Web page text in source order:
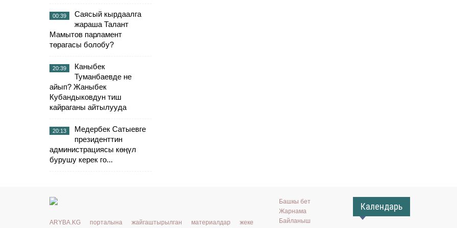
00:39
Саясый кырдаалга
жараша Талант
Мамытов парламент
төрагасы болобу?
20:39
Каныбек
Туманбаевде не
айып? Жаныбек
Кубандыковдун тиш
кайраганы айтылууда
20:13
Медербек Сатыевге
президенттин
администрациясы көңүл
бурушу керек го...
ARYBA.KG порталына жайгаштырылган материалдар жеке
Башкы бет
Жарнама
Байланыш
Календарь